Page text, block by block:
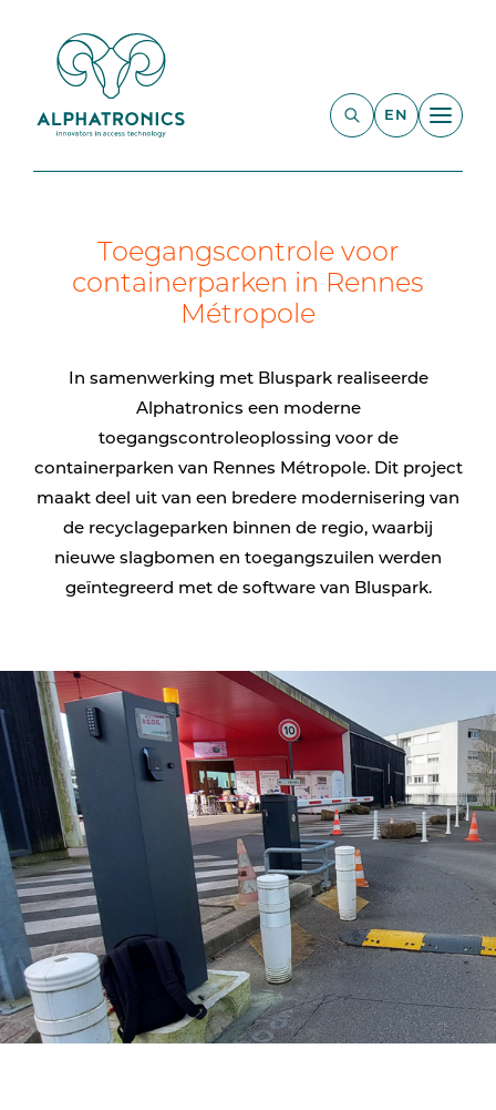
EN
Toegangscontrole voor
containerparken in Rennes
Métropole
In samenwerking met Bluspark realiseerde
Alphatronics een moderne
toegangscontroleoplossing voor de
containerparken van Rennes Métropole. Dit project
maakt deel uit van een bredere modernisering van
de recyclageparken binnen de regio, waarbij
nieuwe slagbomen en toegangszuilen werden
geïntegreerd met de software van Bluspark.